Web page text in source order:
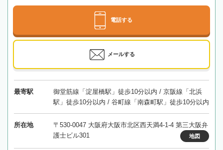
電話する
メールする
最寄駅
御堂筋線「淀屋橋駅」徒歩10分以内 / 京阪線「北浜
駅」徒歩10分以内 / 谷町線「南森町駅」徒歩10分以内
所在地
〒530-0047 大阪府大阪市北区西天満4-1-4 第三大阪弁
護士ビル301
地図